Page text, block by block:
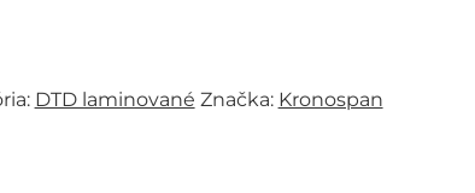
DTD laminované Značka: Kronospan